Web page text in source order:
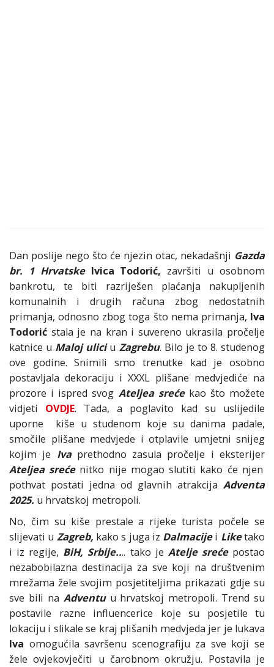
Dan poslije nego što će njezin otac, nekadašnji Gazda
br. 1 Hrvatske Ivica Todorić, završiti u osobnom
bankrotu, te biti razriješen plaćanja nakupljenih
komunalnih i drugih računa zbog nedostatnih
primanja, odnosno zbog toga što nema primanja, Iva
Todorić stala je na kran i suvereno ukrasila pročelje
katnice u Maloj uliciu Zagrebu. Bilo je to 8. studenog
ove godine. Snimili smo trenutke kad je osobno
postavljala dekoraciju i XXXL plišane medvjediće na
prozore i ispred svog Ateljea sreće kao što možete
vidjeti OVDJE. Tada, a poglavito kad su uslijedile
uporne kiše u studenom koje su danima padale,
smočile plišane medvjede i otplavile umjetni snijeg
kojim je Ivaprethodno zasula pročelje i eksterijer
Ateljea srećenitko nije mogao slutiti kako će njen
pothvat postati jedna od glavnih atrakcija Adventa
2025. u hrvatskoj metropoli.
No, čim su kiše prestale a rijeke turista počele se
slijevati u Zagreb, kako s juga iz Dalmacijei Liketako
i iz regije, BiH, Srbije.... tako je Atelje srećepostao
nezabobilazna destinacija za sve koji na društvenim
mrežama žele svojim posjetiteljima prikazati gdje su
sve bili na Adventuu hrvatskoj metropoli. Trend su
postavile razne influencerice koje su posjetile tu
lokaciju i slikale se kraj plišanih medvjeda jer je lukava
Iva omogućila savršenu scenografiju za sve koji se
žele ovjekovječiti u čarobnom okružju. Postavila je